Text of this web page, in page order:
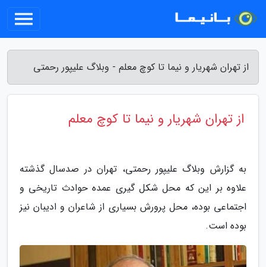
از تهران شهریار و نیما تا کوچ معلم - وبلاگ علیپور رحمتی
از تهران شهریار و نیما تا کوچ معلم
به گزارش وبلاگ علیپور رحمتی، تهران در صدسال گذشته
علاوه بر این که محل شکل گیری عمده حوادث تاریخی و
اجتماعی بوده، محل پرورش بسیاری از شاعران و ادیبان نیز
بوده است.